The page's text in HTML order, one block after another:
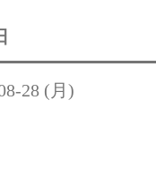
28 (月)